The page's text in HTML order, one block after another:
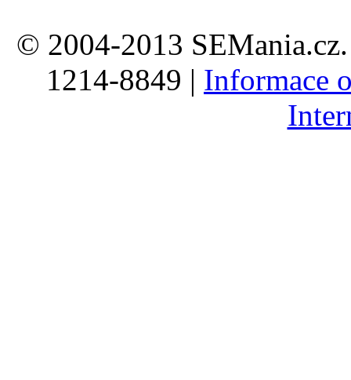
© 2004-2013
1214-8849 | Informace